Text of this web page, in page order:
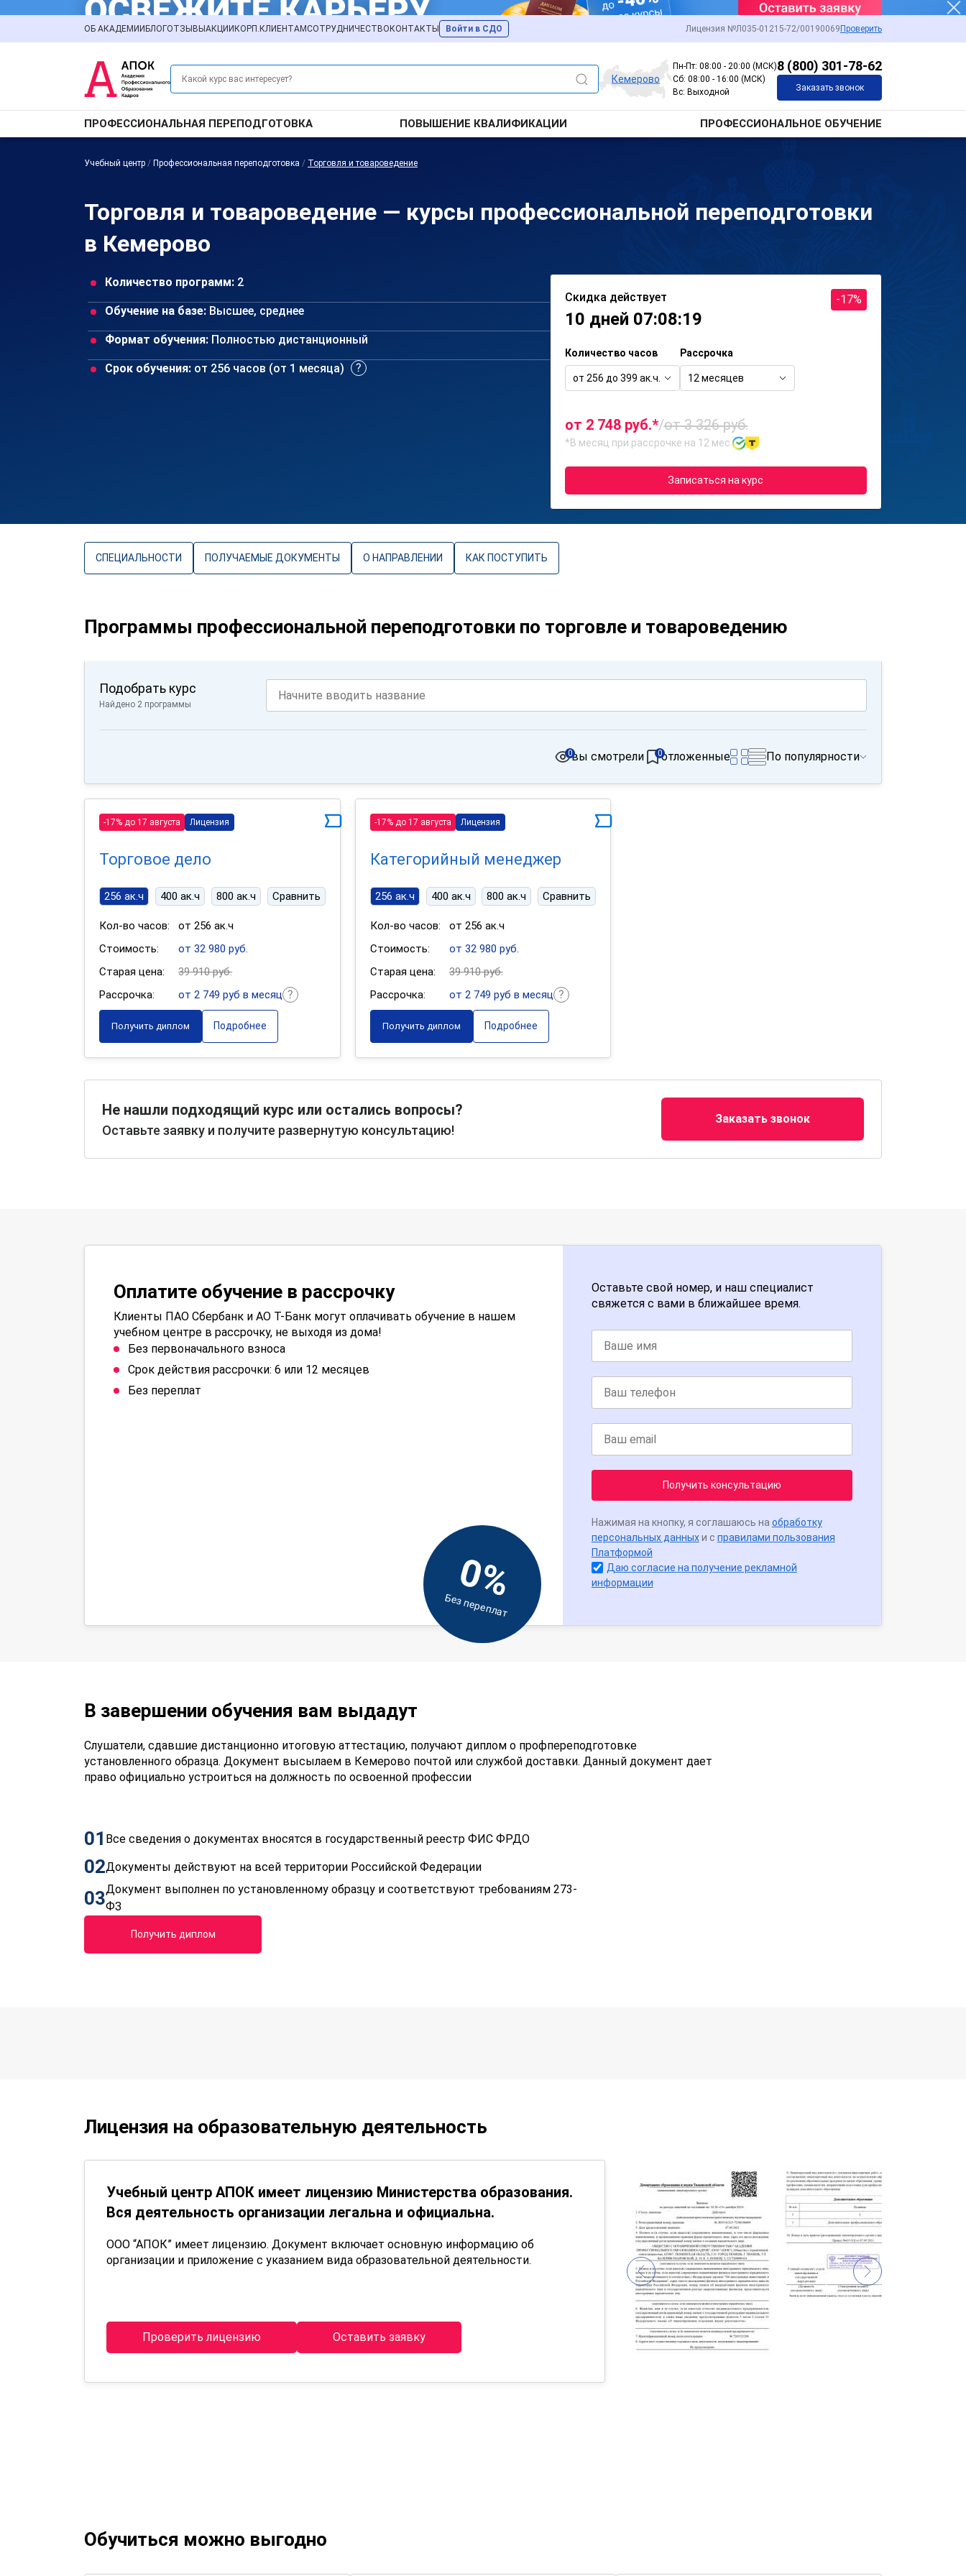
ОБ АКАДЕМИИ БЛОГОТЗЫВЫ АКЦИИ КОРП.КЛИЕНТАМСОТРУДНИЧЕСТВО КОНТАКТЫ Войти в СДО Лицензия №Л035-01215-72/00190069 Проверить
Кемерово
Пн-Пт: 08:00 - 20:00 (МСК)
Сб: 08:00 - 16:00 (МСК)
Вс: Выходной
8 (800) 301-78-62
Заказать звонок
ПРОФЕССИОНАЛЬНАЯ ПЕРЕПОДГОТОВКА ПОВЫШЕНИЕ КВАЛИФИКАЦИИ ПРОФЕССИОНАЛЬНОЕ ОБУЧЕНИЕ
Учебный центр / Профессиональная переподготовка / Торговля и товароведение
Торговля и товароведение — курсы профессиональной переподготовки
в Кемерово
Количество программ: 2
Обучение на базе: Высшее, среднее
Формат обучения: Полностью дистанционный
Срок обучения: от 256 часов (от 1 месяца)
Скидка действует
10 дней 07:08:19
-17%
Количество часов
от 256 до 399 ак.ч.
Рассрочка
12 месяцев
от 2 748 руб.*/от 3 326 руб.
*В месяц при рассрочке на 12 мес.
Записаться на курс
СПЕЦИАЛЬНОСТИ ПОЛУЧАЕМЫЕ ДОКУМЕНТЫ О НАПРАВЛЕНИИ КАК ПОСТУПИТЬ
Программы профессиональной переподготовки по торговле и товароведению
Подобрать курс
Найдено 2 программы
вы смотрели
0 отложенные
0 По популярности
-17% до 17 августа Лицензия
Торговое дело
256 ак.ч 400 ак.ч 800 ак.ч Сравнить
Кол-во часов:
от 256 ак.ч
Стоимость:
от 32 980 руб.
Старая цена:
39 910 руб.
Рассрочка:
от 2 749 руб в месяц
Получить диплом Подробнее
-17% до 17 августа Лицензия
Категорийный менеджер
256 ак.ч 400 ак.ч 800 ак.ч Сравнить
Кол-во часов:
от 256 ак.ч
Стоимость:
от 32 980 руб.
Старая цена:
39 910 руб.
Рассрочка:
от 2 749 руб в месяц
Получить диплом Подробнее
Не нашли подходящий курс или остались вопросы?
Оставьте заявку и получите развернутую консультацию!
Заказать звонок
Оплатите обучение в рассрочку
Клиенты ПАО Сбербанк и АО Т-Банк могут оплачивать обучение в нашем
учебном центре в рассрочку, не выходя из дома!
Без первоначального взноса
Срок действия рассрочки: 6 или 12 месяцев
Без переплат
0%
Без переплат
Оставьте свой номер, и наш специалист
свяжется с вами в ближайшее время.
Получить консультацию
Нажимая на кнопку, я соглашаюсь на обработку
персональных данныхи с правилами пользования
Платформой
Даю согласие на получение рекламной
информации
В завершении обучения вам выдадут
Слушатели, сдавшие дистанционно итоговую аттестацию, получают диплом о профпереподготовке
установленного образца. Документ высылаем в Кемерово почтой или службой доставки. Данный документ дает
право официально устроиться на должность по освоенной профессии
01 Все сведения о документах вносятся в государственный реестр ФИС ФРДО
02Документы действуют на всей территории Российской Федерации
03Документ выполнен по установленному образцу и соответствуют требованиям 273-
ФЗ
Получить диплом
Лицензия на образовательную деятельность
Учебный центр АПОК имеет лицензию Министерства образования.
Вся деятельность организации легальна и официальна.
ООО “АПОК” имеет лицензию. Документ включает основную информацию об
организации и приложение с указанием вида образовательной деятельности.
Проверить лицензию Оставить заявку
Обучиться можно выгодно